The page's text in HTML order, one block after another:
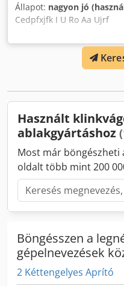
Állapot: nagyon jó
Cedpfxjfk I U Ro Aa Ujrf
Használt
ablakgyártáshoz
Most már böngészheti
oldalt több mint 200
Böngésszen a
gépelnevezések
2 Kéttengelyes Aprító